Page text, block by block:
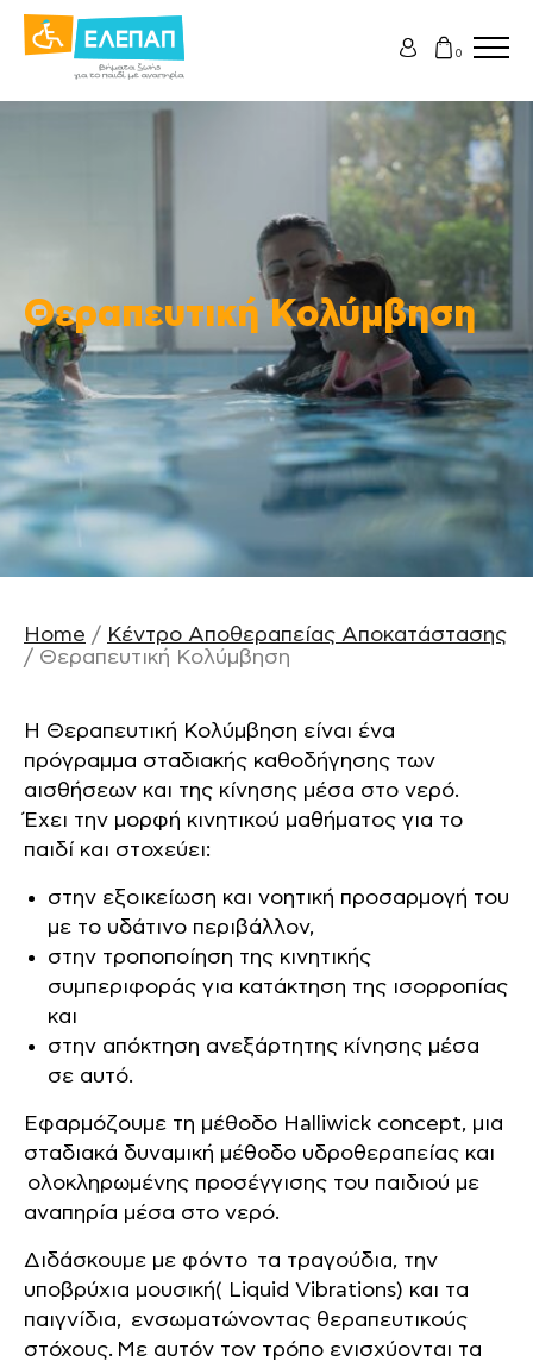
0
Θεραπευτική Κολύμβηση
Home / Κέντρο Αποθεραπείας Αποκατάστασης
/ Θεραπευτική Κολύμβηση
Η Θεραπευτική Κολύμβηση είναι ένα
πρόγραμμα σταδιακής καθοδήγησης των
αισθήσεων και της κίνησης μέσα στο νερό.
Έχει την μορφή κινητικού μαθήματος για το
παιδί και στοχεύει:
στην εξοικείωση και νοητική προσαρμογή του
με το υδάτινο περιβάλλον,
στην τροποποίηση της κινητικής
συμπεριφοράς για κατάκτηση της ισορροπίας
και
στην απόκτηση ανεξάρτητης κίνησης μέσα
σε αυτό.
Εφαρμόζουμε τη μέθοδο Halliwick concept, μια
σταδιακά δυναμική μέθοδο υδροθεραπείας και
ολοκληρωμένης προσέγγισης του παιδιού με
αναπηρία μέσα στο νερό.
Διδάσκουμε με φόντο τα τραγούδια, την
υποβρύχια μουσική( Liquid Vibrations) και τα
παιγνίδια, ενσωματώνοντας θεραπευτικούς
στόχους. Με αυτόν τον τρόπο ενισχύονται τα